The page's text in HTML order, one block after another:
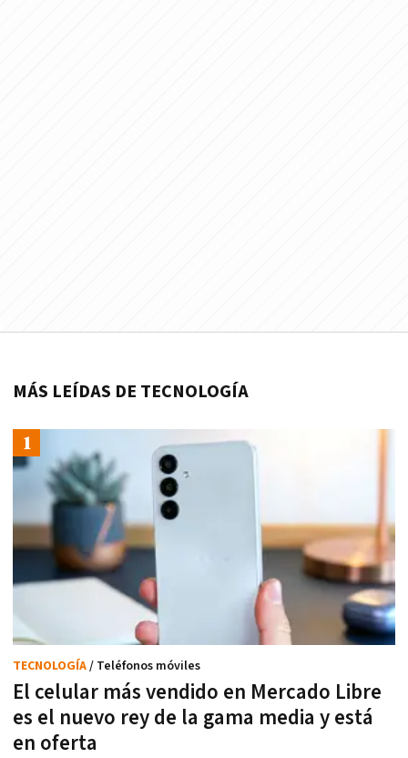
MÁS LEÍDAS DE TECNOLOGÍA
El celular más vendido en Mercado Libre
es el nuevo rey de la gama media y está
en oferta
TECNOLOGÍA/ Teléfonos móviles